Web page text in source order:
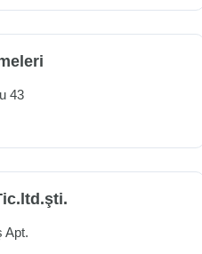
43
Apt.